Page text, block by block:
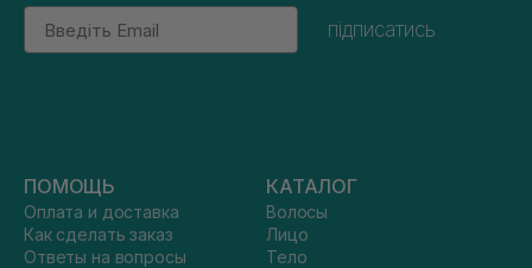
Email
підписатись
ПОМОЩЬ
Оплата и доставка
Как сделать заказ
Ответы на вопросы
КАТАЛОГ
Волосы
Лицо
Тело